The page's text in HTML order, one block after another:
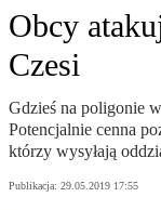
Obcy
Czesi
Gdzieś na poligonie
Potencjalnie cenna
którzy wysyłają
Publikacja: 29.05.2019 17:55